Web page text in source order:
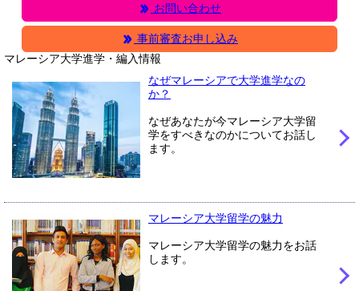
お問い合わせ
事前審査お申し込み
マレーシア大学進学・編入情報
なぜマレーシアで大学進学なの
か？
なぜあなたが今マレーシア大学留
学をすべきなのかについてお話し
ます。
マレーシア大学留学の魅力
マレーシア大学留学の魅力をお話
します。